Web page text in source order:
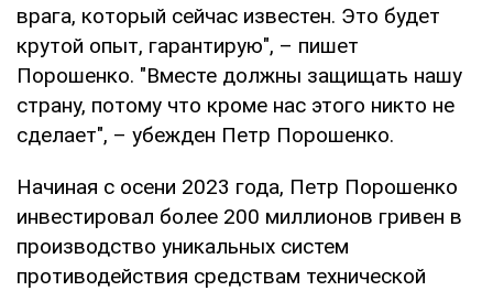
врага, который сейчас известен. Это будет
крутой опыт, гарантирую", – пишет
Порошенко. "Вместе должны защищать нашу
страну, потому что кроме нас этого никто не
сделает", – убежден Петр Порошенко.
Начиная с осени 2023 года, Петр Порошенко
инвестировал более 200 миллионов гривен в
производство уникальных систем
противодействия средствам технической